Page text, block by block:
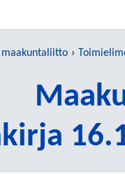
maakuntaliitto